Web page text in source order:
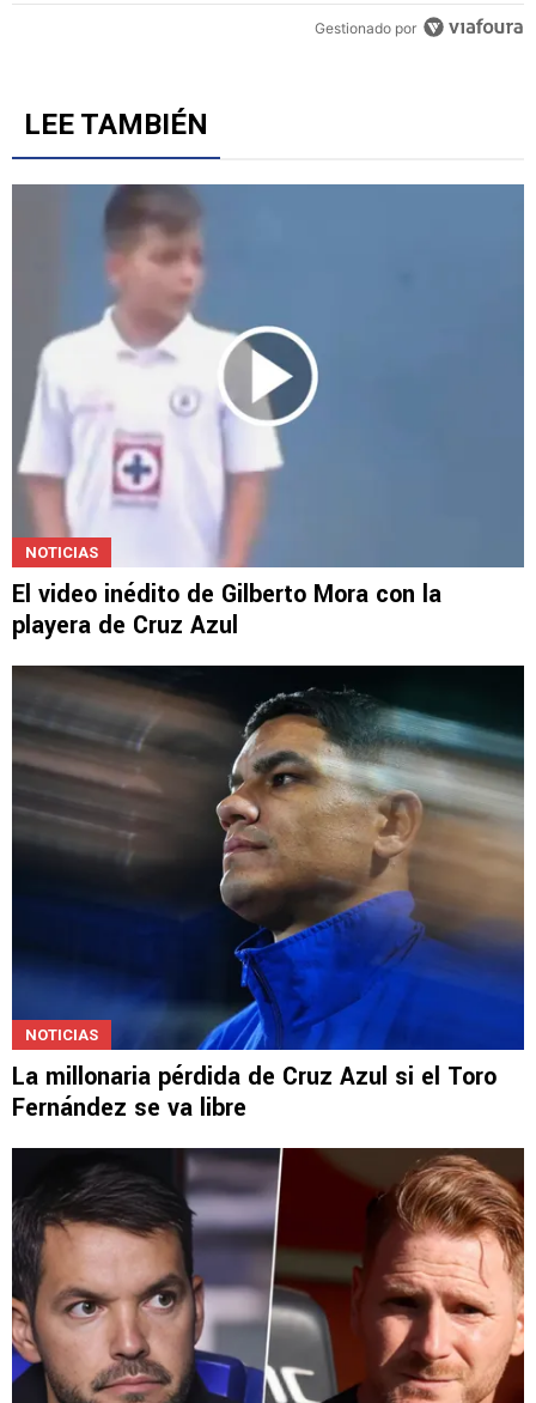
Gestionado por
LEE TAMBIÉN
NOTICIAS
El video inédito de Gilberto Mora con la
playera de Cruz Azul
NOTICIAS
La millonaria pérdida de Cruz Azul si el Toro
Fernández se va libre